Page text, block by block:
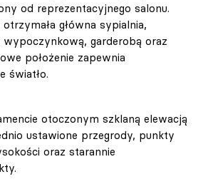
od reprezentacyjnego salonu.
główna sypialnia,
wypoczynkową, garderobą oraz
położenie zapewnia
światło.
otoczonym szklaną elewacją
ustawione przegrody, punkty
oraz starannie